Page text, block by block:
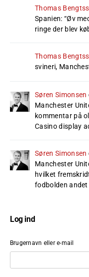
Thomas
Spanien: “Øv
ringe der blev
Thomas
svineri,
Søren Simonsen
Manchester
kommentar på
Casino display
Søren Simonsen
Manchester
hvilket
fodbolden andet
Log ind
Brugernavn eller e-mail